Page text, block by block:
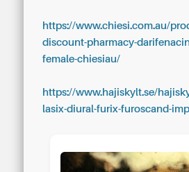
https://www.chiesi.com.au/
discount-pharmacy-
female-chiesiau/
https://www.hajiskylt.se/
lasix-diural-furix-furoscand-